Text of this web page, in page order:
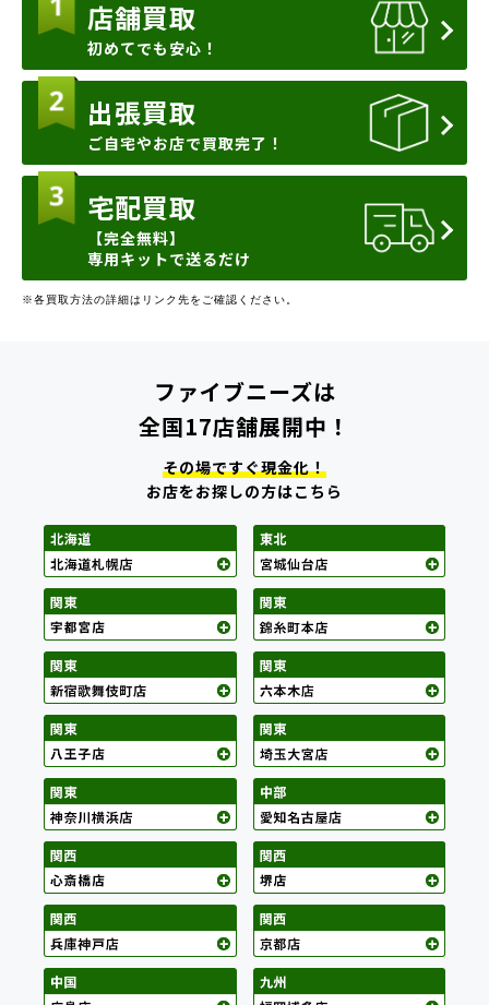
店舗買取
初めてでも安心！
出張買取
ご自宅やお店で買取完了！
宅配買取
【完全無料】
専用キットで送るだけ
※各買取方法の詳細はリンク先をご確認ください。
ファイブニーズは
全国17店舗展開中！
その場ですぐ現金化！
お店をお探しの方はこちら